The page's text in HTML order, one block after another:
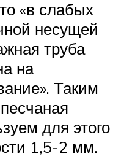
«в слабых
несущей
труба
на
Таким
для этого
1,5-2 мм.